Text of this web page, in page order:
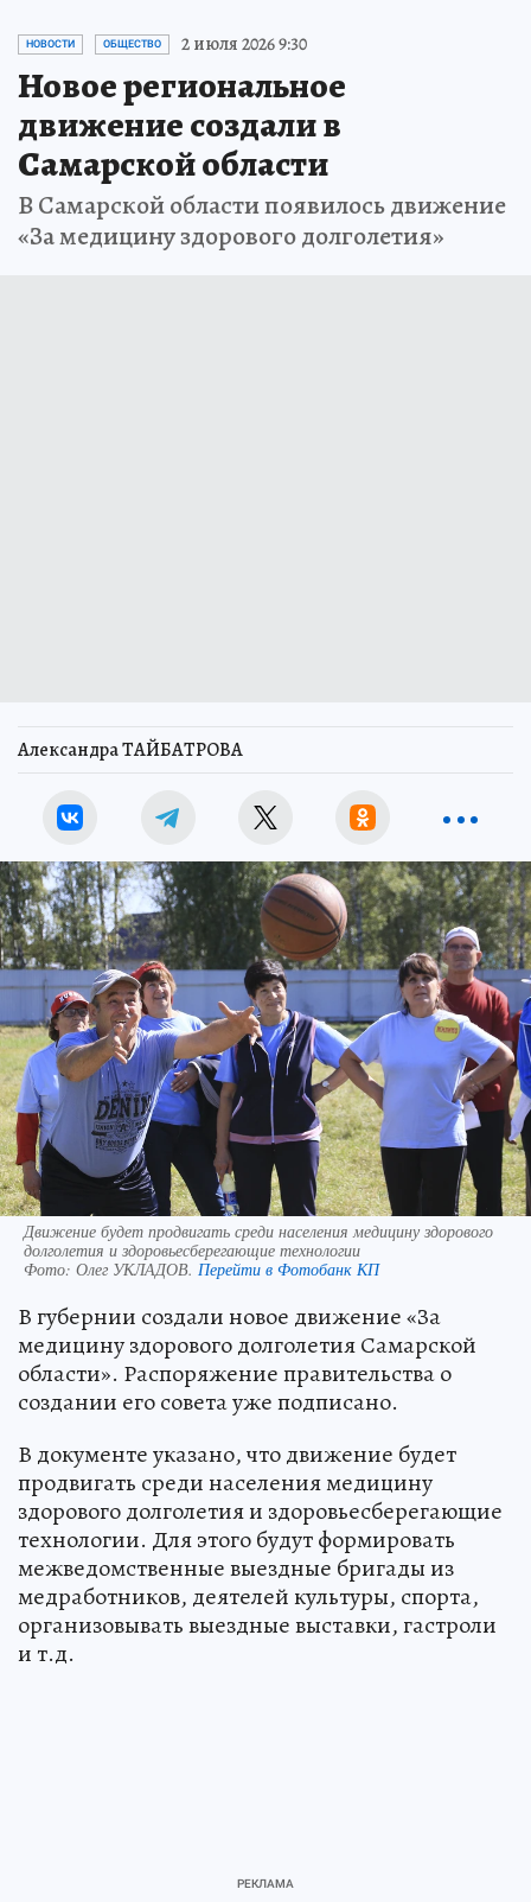
НОВОСТИ ОБЩЕСТВО 2 июля 2026 9:30
Новое региональное
движение создали в
Самарской области
В Самарской области появилось движение
«За медицину здорового долголетия»
Александра ТАЙБАТРОВА
Движение будет продвигать среди населения медицину здорового
долголетия и здоровьесберегающие технологии
Фото: Олег УКЛАДОВ. Перейти в Фотобанк КП
В губернии создали новое движение «За
медицину здорового долголетия Самарской
области». Распоряжение правительства о
создании его совета уже подписано.
В документе указано, что движение будет
продвигать среди населения медицину
здорового долголетия и здоровьесберегающие
технологии. Для этого будут формировать
межведомственные выездные бригады из
медработников, деятелей культуры, спорта,
организовывать выездные выставки, гастроли
и т.д.